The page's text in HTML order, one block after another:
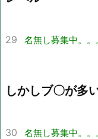
29 名無し募集中。。
しかしブ〇が多
30 名無し募集中。。